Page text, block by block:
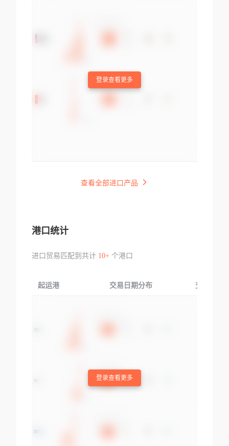
登录查看更多
查看全部进口产品
港口统计
进口贸易匹配到共计 10+个港口
起运港 交易日期分布 交易产品
登录查看更多